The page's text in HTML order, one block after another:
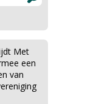
Met
een
van